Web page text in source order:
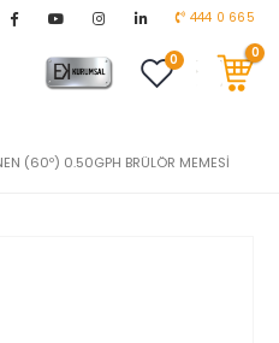
444 0 665
0 0
chevron_right
(60º) 0.50GPH BRÜLÖR MEMESİ